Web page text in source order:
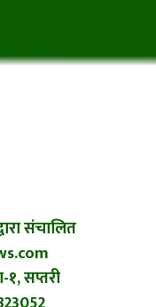
संचालित
१, सप्तरी